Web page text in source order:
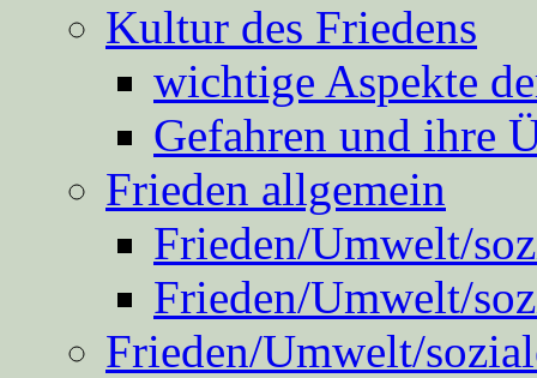
Kultur des Friedens
wichtige Aspekte
Gefahren und ihre
Frieden allgemein
Frieden/Umwelt/
Frieden/Umwelt/
Frieden/Umwelt/